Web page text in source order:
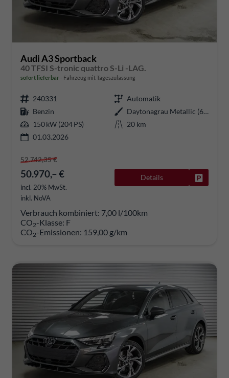
Audi A3 Sportback
40 TFSI S-tronic quattro S-Li -LAG.
sofort lieferbar Fahrzeug mit Tageszulassung
240331
Automatik
Benzin
Daytonagrau Metallic (6Y)
150 kW (204 PS)
20 km
01.03.2026
52.742,35 €
50.970,– €
incl. 20% MwSt.
inkl. NoVA
Details
Verbrauch kombiniert: 7,00 l/100km
CO2-Klasse: F
CO2-Emissionen: 159,00 g/km